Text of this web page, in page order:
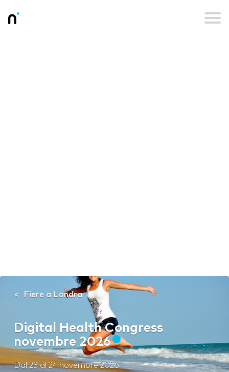
Fiere a Londra
Digital Health Congress
novembre 2026
Dal23al24 novembre 2026